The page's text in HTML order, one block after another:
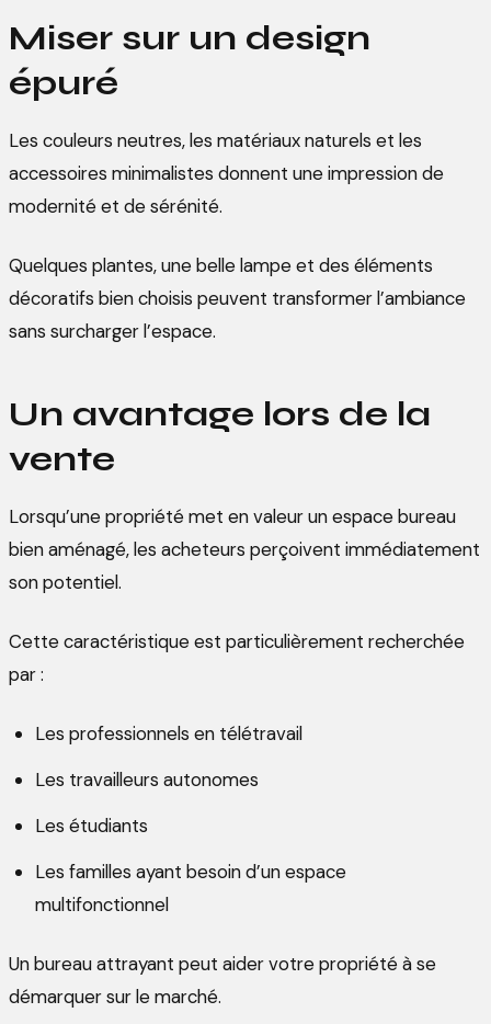
Miser sur un design
épuré
Les couleurs neutres, les matériaux naturels et les
accessoires minimalistes donnent une impression de
modernité et de sérénité.
Quelques plantes, une belle lampe et des éléments
décoratifs bien choisis peuvent transformer l’ambiance
sans surcharger l’espace.
Un avantage lors de la
vente
Lorsqu’une propriété met en valeur un espace bureau
bien aménagé, les acheteurs perçoivent immédiatement
son potentiel.
Cette caractéristique est particulièrement recherchée
par :
Les professionnels en télétravail
Les travailleurs autonomes
Les étudiants
Les familles ayant besoin d’un espace
multifonctionnel
Un bureau attrayant peut aider votre propriété à se
démarquer sur le marché.